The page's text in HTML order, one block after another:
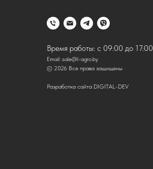
Время работы: с 09:00 до 17:00
Email: sale@l-agro.by
© 2026 Все права защищены
Разработка сайта DIGITAL-DEV